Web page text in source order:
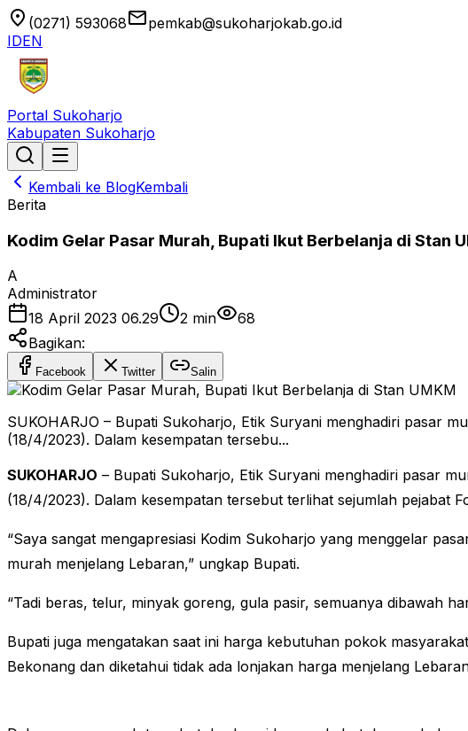
location_on (0271) 593068emailpemkab@sukoharjokab.go.id
IDEN
Portal Sukoharjo
Kabupaten Sukoharjo
Kembali ke BlogKembali
Berita
Kodim Gelar Pasar Murah, Bupati Ikut Berbelanja di Stan
A
Administrator
18 April 2023 06.29
2 min
68
Bagikan:
Facebook Twitter Salin
SUKOHARJO – Bupati Sukoharjo, Etik Suryani menghadiri pasar
(18/4/2023). Dalam kesempatan tersebu...
SUKOHARJO – Bupati Sukoharjo, Etik Suryani menghadiri pasar
(18/4/2023). Dalam kesempatan tersebut terlihat sejumlah pejabat
“Saya sangat mengapresiasi Kodim Sukoharjo yang menggelar
murah menjelang Lebaran,” ungkap Bupati.
“Tadi beras, telur, minyak goreng, gula pasir, semuanya dibawah
Bupati juga mengatakan saat ini harga kebutuhan pokok
Bekonang dan diketahui tidak ada lonjakan harga menjelang